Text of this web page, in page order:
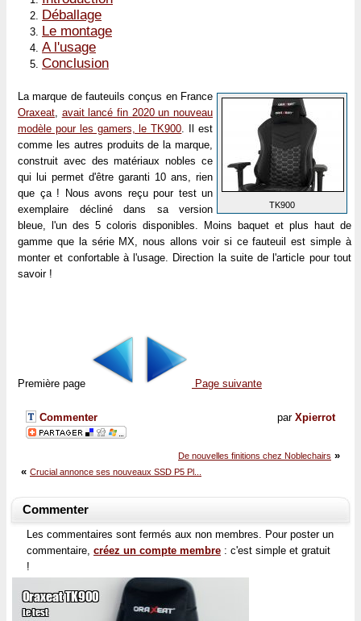
Déballage
Le montage
A l'usage
Conclusion
TK900
La marque de fauteuils conçus en France
Oraxeat avait lancé fin 2020 un nouveau
modèle pour les gamers, le TK900 . Il est
comme les autres produits de la marque,
construit avec des matériaux nobles ce
qui lui permet d'être garanti 10 ans, rien
que ça ! Nous avons reçu pour test un
exemplaire décliné dans sa version
bleue, l'un des 5 coloris disponibles. Moins baquet et plus haut de
gamme que la série MX, nous allons voir si ce fauteuil est simple à
monter et confortable à l'usage. Direction la suite de l'article pour tout
savoir !
Première page Page suivante
par Xpierrot
Commenter
De nouvelles finitions chez Noblechairs »
« Crucial annonce ses nouveaux SSD P5 Pl...
Commenter
Les commentaires sont fermés aux non membres. Pour poster un
commentaire, créez un compte membre : c'est simple et gratuit
!